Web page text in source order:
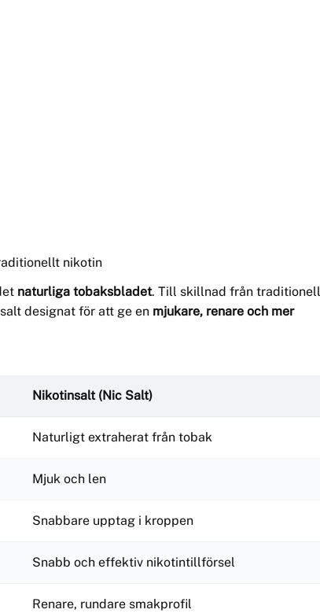
nikotin
naturliga tobaksbladet . Till skillnad från traditionellt
designat för att ge en
mjukare, renare och mer
Nikotinsalt (Nic Salt)
Naturligt extraherat från tobak
Mjuk och len
Snabbare upptag i kroppen
Snabb och effektiv nikotintillförsel
Renare, rundare smakprofil